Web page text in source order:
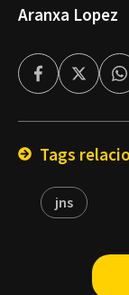
Aranxa Lopez
FacebookTwitter
Tags
jns